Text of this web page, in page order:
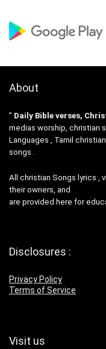
About
” Daily Bible verses,
medias worship, christian
Languages , Tamil
songs .
All christian Songs lyrics ,
their owners, and
are provided here for
Disclosures :
Privacy Policy
Terms of Service
Visit us